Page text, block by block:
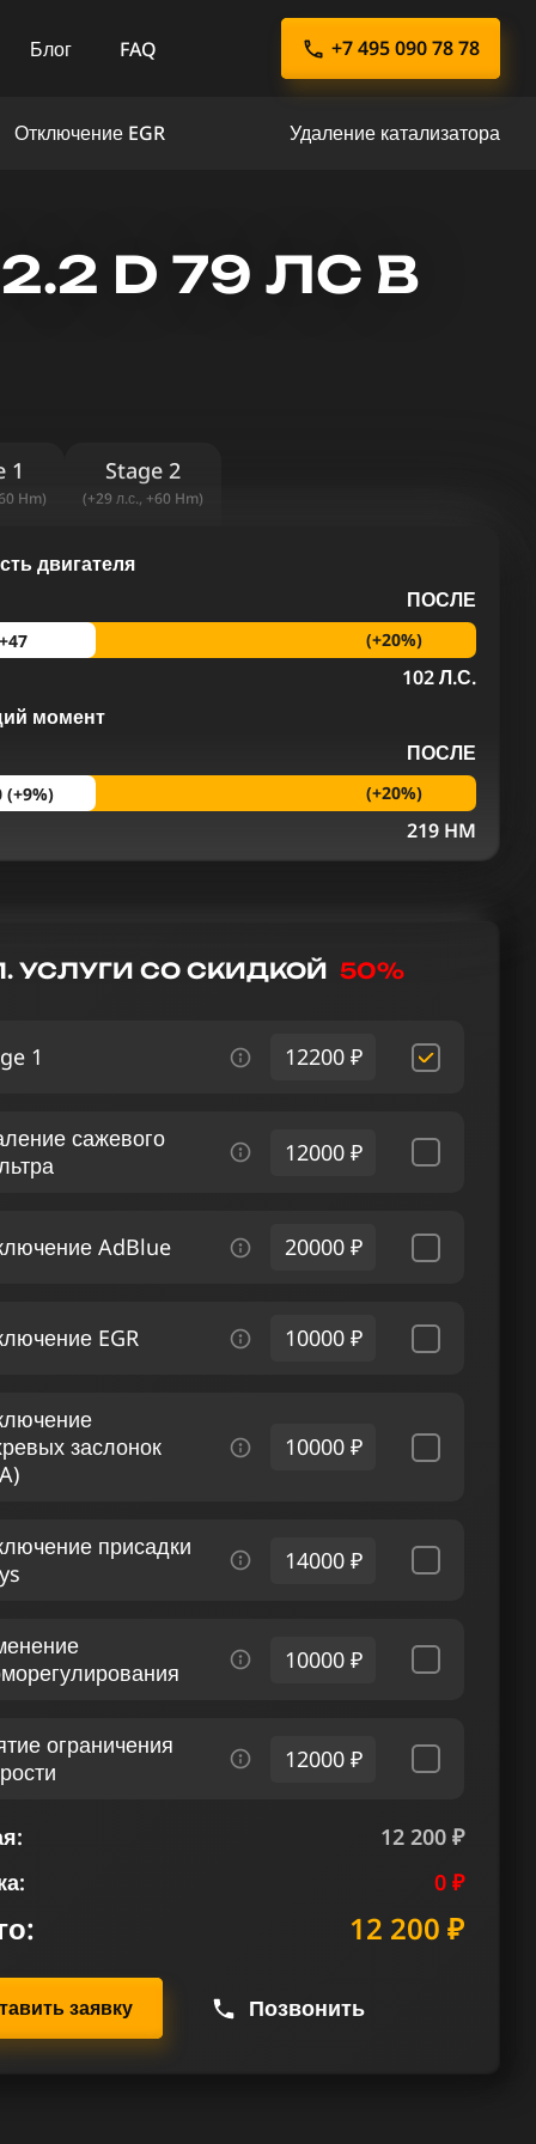
Блог FAQ +7 495 090 78 78
Отключение EGR Удаление катализатора
D 79 ЛС В
1
Hm)
Stage 2
(+29 л.с., +60 Hm)
двигателя
ПОСЛЕ
+47 (+20%)
102 Л.С.
момент
ПОСЛЕ
(+9%) (+20%)
219 HM
УСЛУГИ СО СКИДКОЙ 50%
1 12200 ₽
сажевого
12000 ₽
AdBlue 20000 ₽
EGR 10000 ₽
заслонок
10000 ₽
присадки
14000 ₽
10000 ₽
ограничения
12000 ₽
12 200 ₽
0 ₽
12 200 ₽
заявку Позвонить